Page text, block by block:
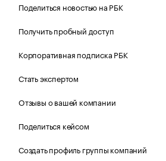
Поделиться новостью на РБК
Получить пробный доступ
Корпоративная подписка РБК
Стать экспертом
Отзывы о вашей компании
Поделиться кейсом
Создать профиль группы компаний